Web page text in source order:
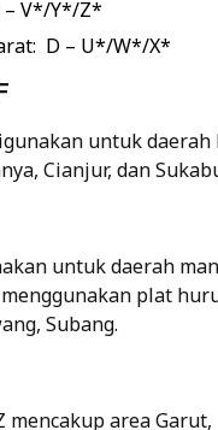
– V*/Y*/Z*
D – U*/W*/X*
untuk daerah
Cianjur, dan
untuk daerah
plat
Subang.
mencakup area Garut,